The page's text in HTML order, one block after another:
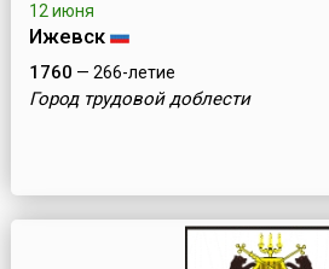
12 июня
Ижевск
1760 — 266-летие
Город трудовой доблести